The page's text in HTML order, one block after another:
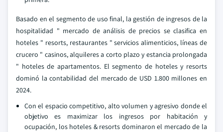
Basado en el segmento de uso final, la gestión de ingresos de la
hospitalidad " mercado de análisis de precios se clasifica en
hoteles " resorts, restaurantes " servicios alimenticios, líneas de
crucero " casinos, alquileres a corto plazo y estancia prolongada
" hoteles de apartamentos. El segmento de hoteles y resorts
dominó la contabilidad del mercado de USD 1.800 millones en
2024.
Con el espacio competitivo, alto volumen y agresivo donde el
objetivo es maximizar los ingresos por habitación y
ocupación, los hoteles & resorts dominaron el mercado de la